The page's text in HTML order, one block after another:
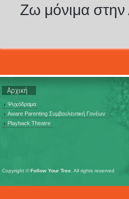
Ζω μόνιμα στην
Αρχική
Ψυχόδραμα
Aware Parenting Συμβουλευτική Γονέων
Playback Theatre
Copyright © Follow Your Tree. All rights reserved